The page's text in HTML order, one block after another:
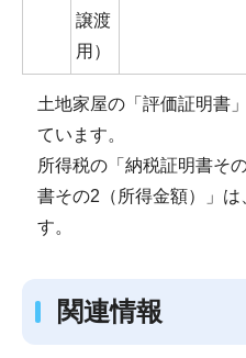
譲渡
用）
土地家屋の「評価証明書
ています。
所得税の「納税証明書そ
書その2（所得金額）」は
す。
関連情報